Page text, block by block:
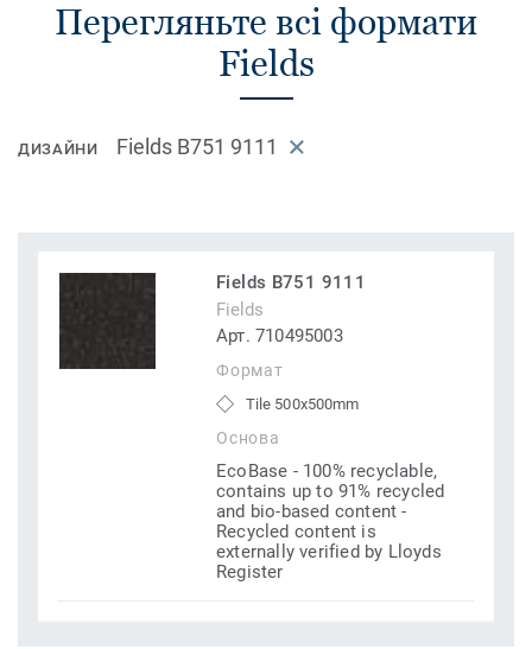
Перегляньте всі формати
Fields
ДИЗАЙНИ Fields B751 9111
Fields B751 9111
Fields
Арт. 710495003
Формат
Tile 500x500mm
Основа
EcoBase - 100% recyclable,
contains up to 91% recycled
and bio-based content -
Recycled content is
externally verified by Lloyds
Register